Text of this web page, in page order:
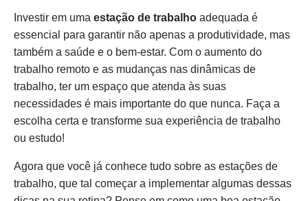
Investir em uma estação de trabalho adequada é
essencial para garantir não apenas a produtividade, mas
também a saúde e o bem-estar. Com o aumento do
trabalho remoto e as mudanças nas dinâmicas de
trabalho, ter um espaço que atenda às suas
necessidades é mais importante do que nunca. Faça a
escolha certa e transforme sua experiência de trabalho
ou estudo!
Agora que você já conhece tudo sobre as estações de
trabalho, que tal começar a implementar algumas dessas